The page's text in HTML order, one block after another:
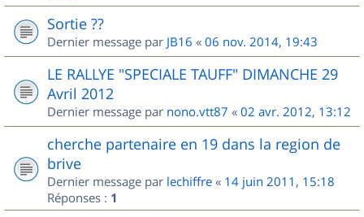
Sortie ??
Dernier message par JB16 « 06 nov. 2014, 19:43
LE RALLYE "SPECIALE TAUFF" DIMANCHE 29
Avril 2012
Dernier message par nono.vtt87 « 02 avr. 2012, 13:12
cherche partenaire en 19 dans la region de
brive
Dernier message par lechiffre « 14 juin 2011, 15:18
Réponses : 1